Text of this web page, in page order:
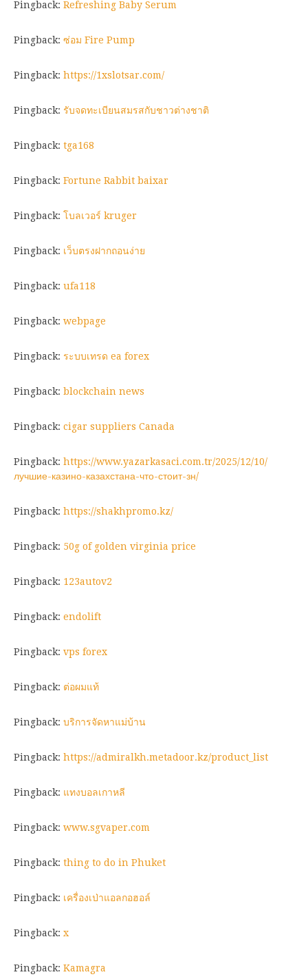
Pingback: Refreshing Baby Serum
Pingback: ซ่อม Fire Pump
Pingback: https://1xslotsar.com/
Pingback: รับจดทะเบียนสมรสกับชาวต่างชาติ
Pingback: tga168
Pingback: Fortune Rabbit baixar
Pingback: โบลเวอร์ kruger
Pingback: เว็บตรงฝากถอนง่าย
Pingback: ufa118
Pingback: webpage
Pingback: ระบบเทรด ea forex
Pingback: blockchain news
Pingback: cigar suppliers Canada
Pingback: https://www.yazarkasaci.com.tr/2025/12/10/
лучшие-казино-казахстана-что-стоит-зн/
Pingback: https://shakhpromo.kz/
Pingback: 50g of golden virginia price
Pingback: 123autov2
Pingback: endolift
Pingback: vps forex
Pingback: ต่อผมแท้
Pingback: บริการจัดหาแม่บ้าน
Pingback: https://admiralkh.metadoor.kz/product_list
Pingback: แทงบอลเกาหลี
Pingback: www.sgvaper.com
Pingback: thing to do in Phuket
Pingback: เครื่องเป่าแอลกอฮอล์
Pingback: x
Pingback: Kamagra